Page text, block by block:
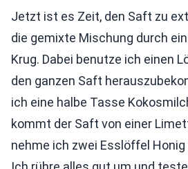
Jetzt ist es Zeit, den Saft zu
die gemixte Mischung durch
Krug. Dabei benutze ich einen
den ganzen Saft
ich eine halbe Tasse
kommt der Saft von einer
nehme ich zwei Esslöffel